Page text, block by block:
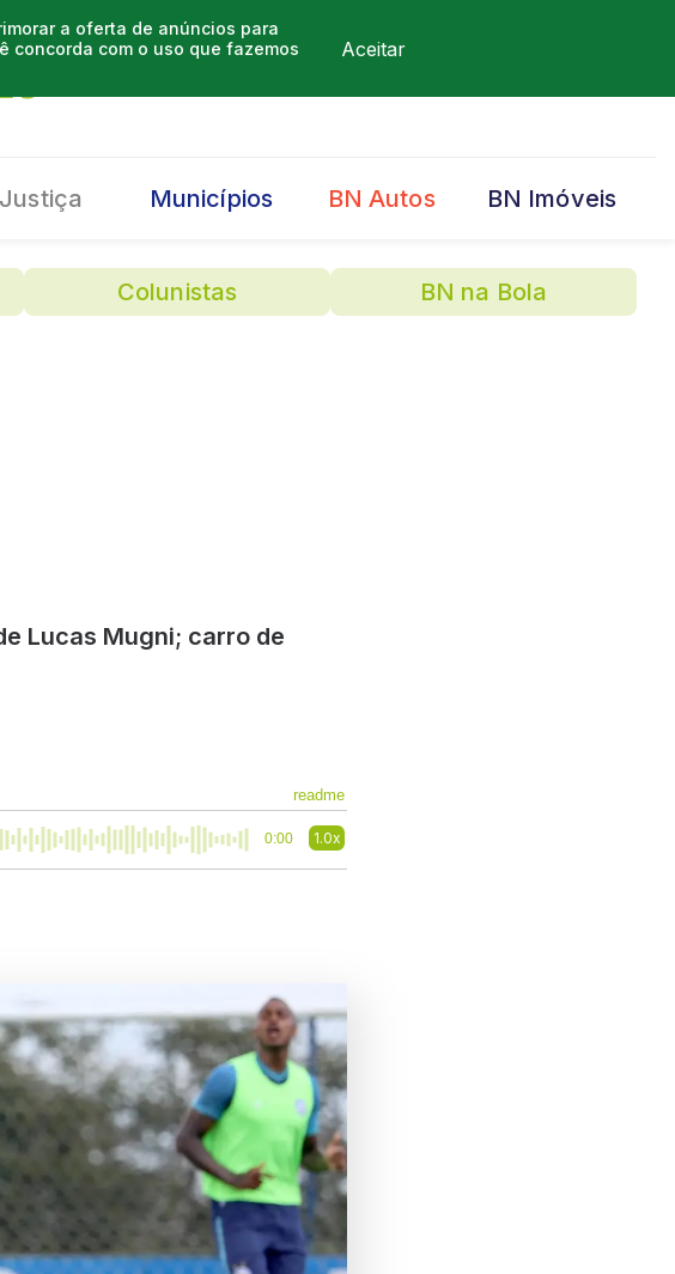
a oferta de anúncios para
concorda com o uso que fazemos
Aceitar
Justiça Municípios BN Autos BN Imóveis
Colunistas BN na Bola
Lucas Mugni; carro de
readme
0:00 1.0x